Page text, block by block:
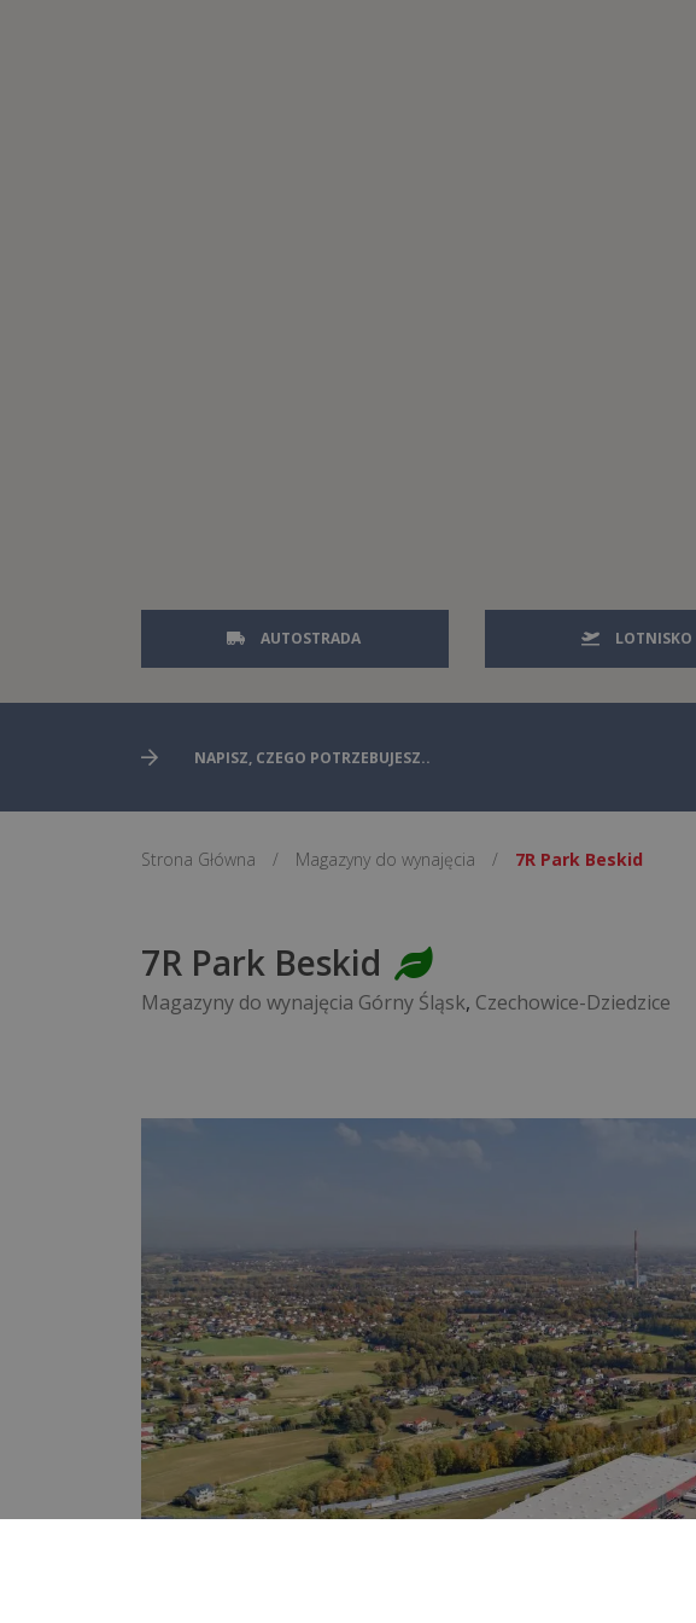
AUTOSTRADA LOTNISKO
Strona Główna / Magazyny do wynajęcia / 7R Park Beskid
7R Park Beskid
Magazyny do wynajęcia Górny Śląsk, Czechowice-Dziedzice